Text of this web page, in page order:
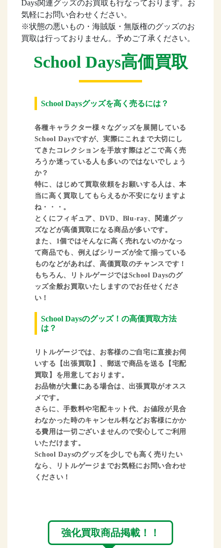
Days関連グッズのお買取も行なっております。お
気軽にお問い合わせください。
※状態の悪いもの・海賊版・無版権のグッズのお
買取は行っておりません。予めご了承ください。
School Days高価買取
School Daysグッズを高く売るには？
各種キャラクター様々なグッズを展開している
School Daysですが、実際にこれまで大切にし
てきたコレクションを手放す際はどこで高く売
ろうか迷っている人も多いのではないでしょう
か？
特に、はじめて買取依頼をお願いする人は、本
当に高く買取してもらえるか不安になりますよ
ね・・・。
とくにフィギュア、DVD、Blu-ray、関連グッ
ズなどが高価買取になる商品が多いです。
また、1個ではそんなに高く売れないのかなっ
て商品でも、例えばシリーズが全て揃っている
ものなどがあれば、高価買取のチャンスです！
もちろん、リトルゲージではSchool Daysのグ
ッズ全般お買取いたしますのでお任せくださ
い！
School Daysのグッズ！の高価買取方法
は？
リトルゲージでは、お客様のご自宅に直接お伺
いする【出張買取】、郵送で商品を送る【宅配
買取】を用意しております。
お品物が大量にある場合は、出張買取がオスス
メです。
さらに、手数料や宅配キット代、お値段が見合
わなかった時のキャンセル料などお客様にかか
る費用は一切ございませんので安心してご利用
いただけます。
School Daysのグッズを少しでも高く売りたい
なら、リトルゲージまでお気軽にお問い合わせ
ください！
強化買取商品掲載！！